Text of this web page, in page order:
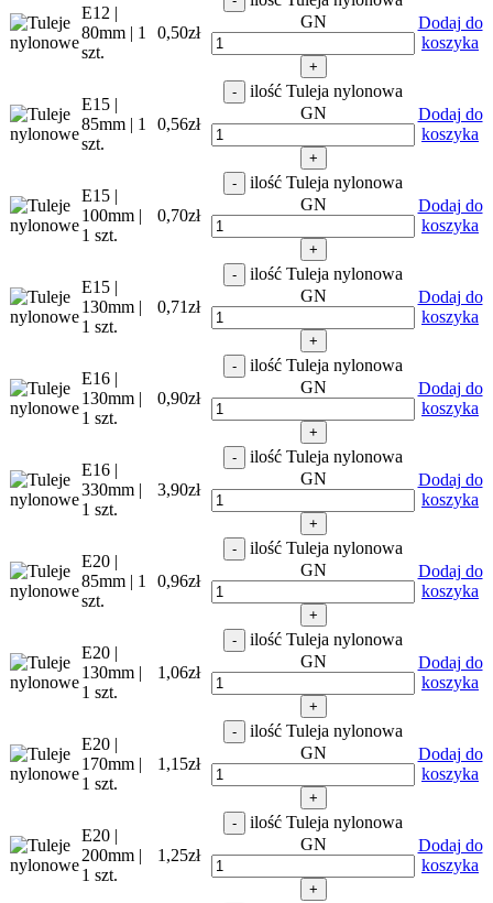
E12 |
80mm | 1
szt.
0,50zł
GN
+
Dodaj do
koszyka
E15 |
85mm | 1
szt.
0,56zł
-
ilość Tuleja nylonowa
GN
+
Dodaj do
koszyka
E15 |
100mm |
1 szt.
0,70zł
-
ilość Tuleja nylonowa
GN
+
Dodaj do
koszyka
E15 |
130mm |
1 szt.
0,71zł
-
ilość Tuleja nylonowa
GN
+
Dodaj do
koszyka
E16 |
130mm |
1 szt.
0,90zł
-
ilość Tuleja nylonowa
GN
+
Dodaj do
koszyka
E16 |
330mm |
1 szt.
3,90zł
-
ilość Tuleja nylonowa
GN
+
Dodaj do
koszyka
E20 |
85mm | 1
szt.
0,96zł
-
ilość Tuleja nylonowa
GN
+
Dodaj do
koszyka
E20 |
130mm |
1 szt.
1,06zł
-
ilość Tuleja nylonowa
GN
+
Dodaj do
koszyka
E20 |
170mm |
1 szt.
1,15zł
-
ilość Tuleja nylonowa
GN
+
Dodaj do
koszyka
E20 |
200mm |
1 szt.
1,25zł
-
ilość Tuleja nylonowa
GN
+
Dodaj do
koszyka